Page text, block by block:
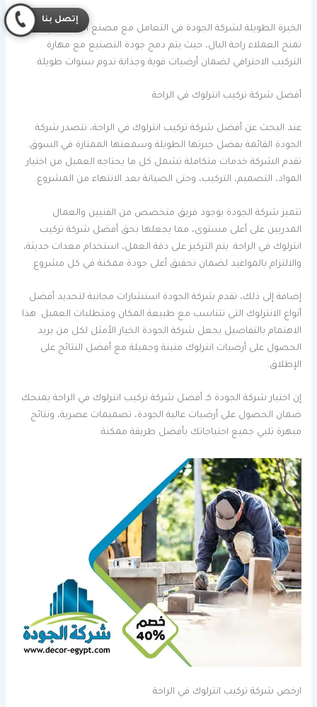
الخبرة الطويلة لشركة الجودة في التعامل مع مصنع انترلوك في الراحة
تمنح العملاء راحة البال، حيث يتم دمج جودة التصنيع مع مهارة
التركيب الاحترافي لضمان أرضيات قوية وجذابة تدوم سنوات طويلة.
أفضل شركة تركيب انترلوك في الراحة
عند البحث عن أفضل شركة تركيب انترلوك في الراحة، تتصدر شركة
الجودة القائمة بفضل خبرتها الطويلة وسمعتها الممتازة في السوق.
تقدم الشركة خدمات متكاملة تشمل كل ما يحتاجه العميل من اختيار
المواد، التصميم، التركيب، وحتى الصيانة بعد الانتهاء من المشروع.
تتميز شركة الجودة بوجود فريق متخصص من الفنيين والعمال
المدربين على أعلى مستوى، مما يجعلها بحق أفضل شركة تركيب
انترلوك في الراحة. يتم التركيز على دقة العمل، استخدام معدات حديثة،
والالتزام بالمواعيد لضمان تحقيق أعلى جودة ممكنة في كل مشروع.
إضافة إلى ذلك، تقدم شركة الجودة استشارات مجانية لتحديد أفضل
أنواع الانترلوك التي تتناسب مع طبيعة المكان ومتطلبات العميل. هذا
الاهتمام بالتفاصيل يجعل شركة الجودة الخيار الأمثل لكل من يريد
الحصول على أرضيات انترلوك متينة وجميلة مع أفضل النتائج على
الإطلاق.
إن اختيار شركة الجودة كـ أفضل شركة تركيب انترلوك في الراحة يمنحك
ضمان الحصول على أرضيات عالية الجودة، تصميمات عصرية، ونتائج
مبهرة تلبي جميع احتياجاتك بأفضل طريقة ممكنة.
ارخص شركة تركيب انترلوك في الراحة
إتصل بنا